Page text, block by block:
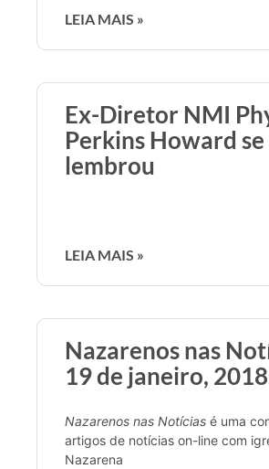
LEIA MAIS »
Ex-Diretor NMI
Perkins Howard se
lembrou
LEIA MAIS »
Nazarenos nas
19 de janeiro, 2018
Nazarenos nas Notícias é uma
artigos de notícias on-line com
Nazarena